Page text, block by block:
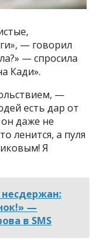
— говорил
— спросила
Кади».
—
есть дар от
даже не
ленится, а пуля
Я
—
в SMS